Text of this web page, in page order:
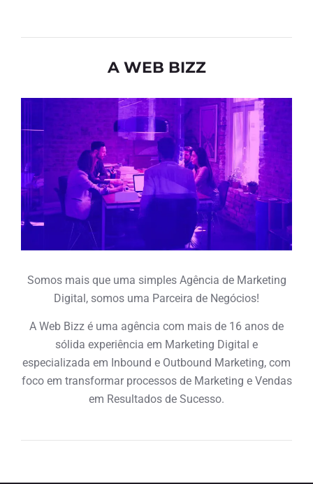
A WEB BIZZ
Somos mais que uma simples Agência de Marketing
Digital, somos uma Parceira de Negócios!
A Web Bizz é uma agência com mais de 16 anos de
sólida experiência em Marketing Digital e
especializada em Inbound e Outbound Marketing, com
foco em transformar processos de Marketing e Vendas
em Resultados de Sucesso.